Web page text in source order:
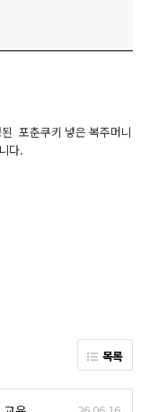
포춘쿠키 넣은 복주머니
다.
목록